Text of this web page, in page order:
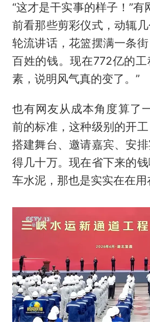
“这才是干实事的样子！”有
前看那些剪彩仪式，动辄
轮流讲话，花篮摆满一条
百姓的钱。现在772亿的
素，说明风气真的变了。”
也有网友从成本角度算了
前的标准，这种级别的开工
搭建舞台、邀请嘉宾、安
得几十万。现在省下来的
车水泥，那也是实实在在用